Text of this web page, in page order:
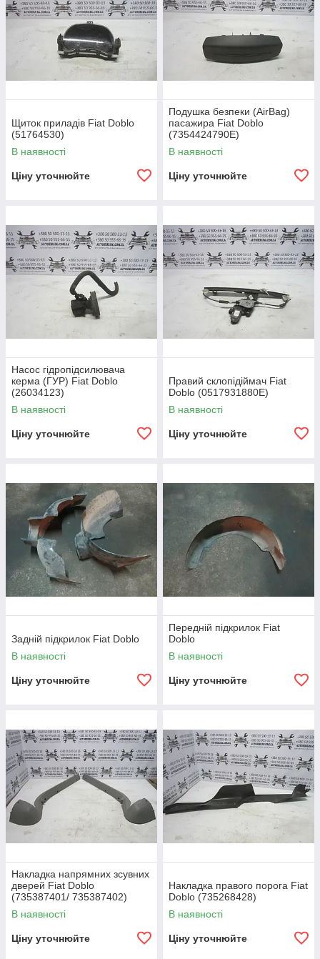
Щиток приладів Fiat Doblo
(51764530)
В наявності
Ціну уточнюйте
Подушка безпеки (AirBag)
пасажира Fiat Doblo
(7354424790E)
В наявності
Ціну уточнюйте
Насос гідропідсилювача
керма (ГУР) Fiat Doblo
(26034123)
В наявності
Ціну уточнюйте
Правий склопідіймач Fiat
Doblo (0517931880E)
В наявності
Ціну уточнюйте
Задній підкрилок Fiat Doblo
В наявності
Ціну уточнюйте
Передній підкрилок Fiat
Doblo
В наявності
Ціну уточнюйте
Накладка напрямних зсувних
дверей Fiat Doblo
(735387401/ 735387402)
В наявності
Ціну уточнюйте
Накладка правого порога Fiat
Doblo (735268428)
В наявності
Ціну уточнюйте